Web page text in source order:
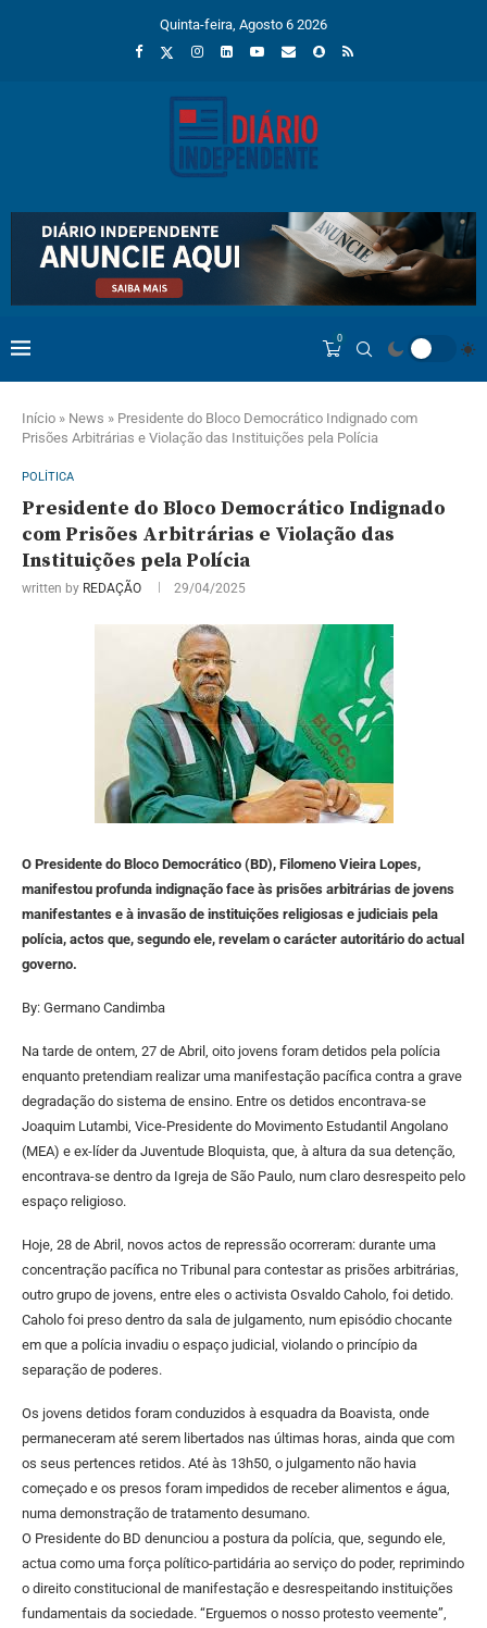
Quinta-feira, Agosto 6 2026
0
Início » News » Presidente do Bloco Democrático Indignado com
Prisões Arbitrárias e Violação das Instituições pela Polícia
POLÍTICA
Presidente do Bloco Democrático Indignado
com Prisões Arbitrárias e Violação das
Instituições pela Polícia
written by REDAÇÃO 29/04/2025
O Presidente do Bloco Democrático (BD), Filomeno Vieira Lopes,
manifestou profunda indignação face às prisões arbitrárias de jovens
manifestantes e à invasão de instituições religiosas e judiciais pela
polícia, actos que, segundo ele, revelam o carácter autoritário do actual
governo.
By: Germano Candimba
Na tarde de ontem, 27 de Abril, oito jovens foram detidos pela polícia
enquanto pretendiam realizar uma manifestação pacífica contra a grave
degradação do sistema de ensino. Entre os detidos encontrava-se
Joaquim Lutambi, Vice-Presidente do Movimento Estudantil Angolano
(MEA) e ex-líder da Juventude Bloquista, que, à altura da sua detenção,
encontrava-se dentro da Igreja de São Paulo, num claro desrespeito pelo
espaço religioso.
Hoje, 28 de Abril, novos actos de repressão ocorreram: durante uma
concentração pacífica no Tribunal para contestar as prisões arbitrárias,
outro grupo de jovens, entre eles o activista Osvaldo Caholo, foi detido.
Caholo foi preso dentro da sala de julgamento, num episódio chocante
em que a polícia invadiu o espaço judicial, violando o princípio da
separação de poderes.
Os jovens detidos foram conduzidos à esquadra da Boavista, onde
permaneceram até serem libertados nas últimas horas, ainda que com
os seus pertences retidos. Até às 13h50, o julgamento não havia
começado e os presos foram impedidos de receber alimentos e água,
numa demonstração de tratamento desumano.
O Presidente do BD denunciou a postura da polícia, que, segundo ele,
actua como uma força político-partidária ao serviço do poder, reprimindo
o direito constitucional de manifestação e desrespeitando instituições
fundamentais da sociedade. “Erguemos o nosso protesto veemente”,